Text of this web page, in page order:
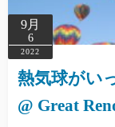
9月
6
2022
熱気球がい
@ Great